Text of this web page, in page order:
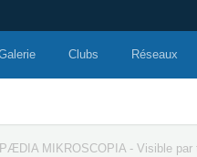
Clubs Réseaux
MIKROSCOPIA - Visible par